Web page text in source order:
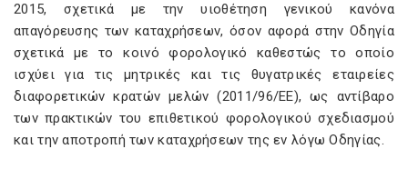
2015, σχετικά με την υιοθέτηση γενικού κανόνα
απαγόρευσης των καταχρήσεων, όσον αφορά στην Οδηγία
σχετικά με το κοινό φορολογικό καθεστώς το οποίο
ισχύει για τις μητρικές και τις θυγατρικές εταιρείες
διαφορετικών κρατών μελών (2011/96/ΕΕ), ως αντίβαρο
των πρακτικών του επιθετικού φορολογικού σχεδιασμού
και την αποτροπή των καταχρήσεων της εν λόγω Οδηγίας.